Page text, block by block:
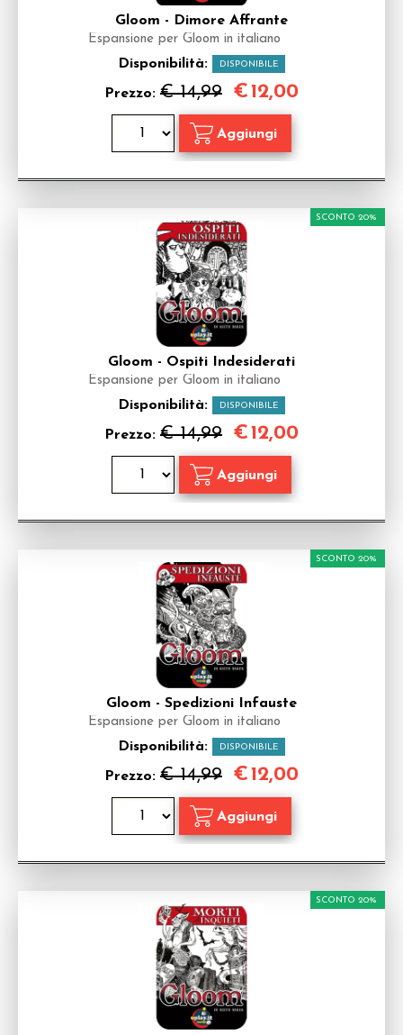
Gloom - Dimore Affrante
Espansione per Gloom in italiano
Disponibilità: DISPONIBILE
Prezzo: € 14,99 €12,00
Gloom - Ospiti Indesiderati
Espansione per Gloom in italiano
Disponibilità: DISPONIBILE
Prezzo: € 14,99
SCONTO 20%
€12,00
Gloom - Spedizioni Infauste
Espansione per Gloom in italiano
Disponibilità: DISPONIBILE
Prezzo: € 14,99
SCONTO 20%
€12,00
SCONTO 20%